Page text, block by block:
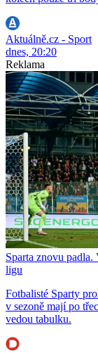
Aktuálně.cz - Sport
dnes, 20:20
Reklama
Sparta znovu
ligu
Fotbalisté Sparty
v sezoně mají po
vedou tabulku.